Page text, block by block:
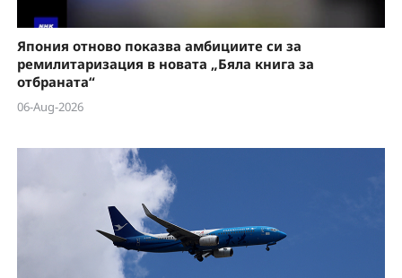
Япония отново показва амбициите си за
ремилитаризация в новата „Бяла книга за
отбраната“
06-Aug-2026